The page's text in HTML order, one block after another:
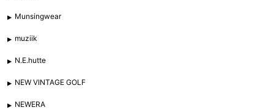
Munsingwear
muziik
N.E.hutte
NEW VINTAGE GOLF
NEWERA